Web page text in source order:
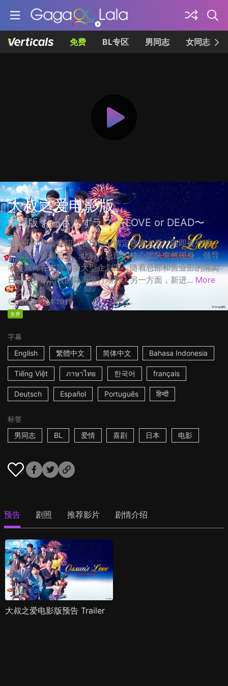
免费 BL专区 男同志 女同志
大叔之爱电影版
劇場版 おっさんずラブ 〜LOVE or DEAD〜
天空不动产鲁蛇职员春田创一情定牧凌太后，随即被外派，
一年后才重回日本。此时，总部的核心团队突然现身，领导
者更宣佈在主导一项大型企划案，随着总部和营业部的隔阂
日深，春田与牧的距离渐行渐远。另一方面，新进... More
1h53m日本2019
免费
字幕
English
繁體中文 简体中文 Bahasa Indonesia
Tiếng Việt ภาษาไทย 한국어 français
Deutsch Español Português हिन्दी
标签
男同志
BL 爱情 喜剧 日本 电影
预告 剧照 推荐影片 剧情介绍
大叔之爱电影版预告 Trailer